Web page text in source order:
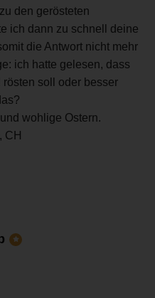
den gerösteten
ich dann zu schnell deine
die Antwort nicht mehr
ich hatte gelesen, dass
soll oder besser
wohlige Ostern.
CH
sagt: